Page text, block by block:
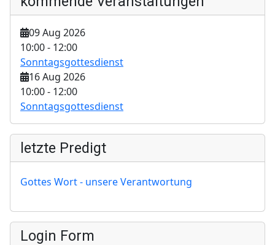
09 Aug 2026
10:00- 12:00
Sonntagsgottesdienst
16 Aug 2026
10:00- 12:00
Sonntagsgottesdienst
letzte Predigt
Gottes Wort - unsere Verantwortung
Login Form